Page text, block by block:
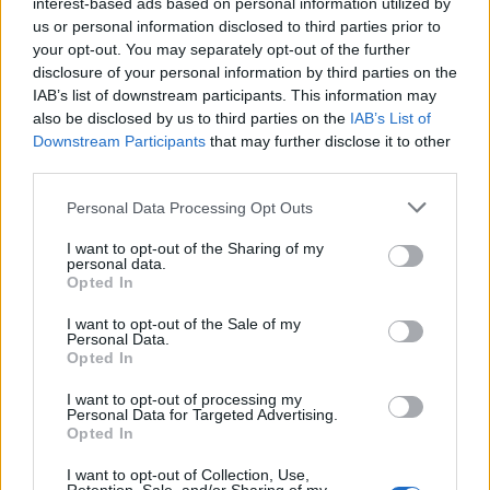
us or personal information disclosed to third parties prior to
your opt-out. You may separately opt-out of the further
disclosure of your personal information by third parties on the
IAB’s list of downstream participants. This information may
also be disclosed by us to third parties on the IAB’s List of
Downstream Participants that may further disclose it to other
Personal Data Processing Opt Outs
I want to opt-out of the Sharing of my
personal data.
Opted In
I want to opt-out of the Sale of my
Personal Data.
Opted In
I want to opt-out of processing my
Personal Data for Targeted Advertising.
Opted In
I want to opt-out of Collection, Use,
termosaldata nascosta negli
slip 1Nascondeva droga negli
slip: i carabinieri della
compagnia San Pietro hanno
arrestato, nel corso di un
servizio antidroga, un 45enne
romano, già noto alle forze
dell'ordine per detenzi
VICOLO DELLA TORRETTA Ladre
mestiere» 5 Una 13enne ed una
18enne, entrambe nomadi e già
note alle forze dell'ordine, sono
della Stazione di San Lorenzo in
Lucina con l'accusa di